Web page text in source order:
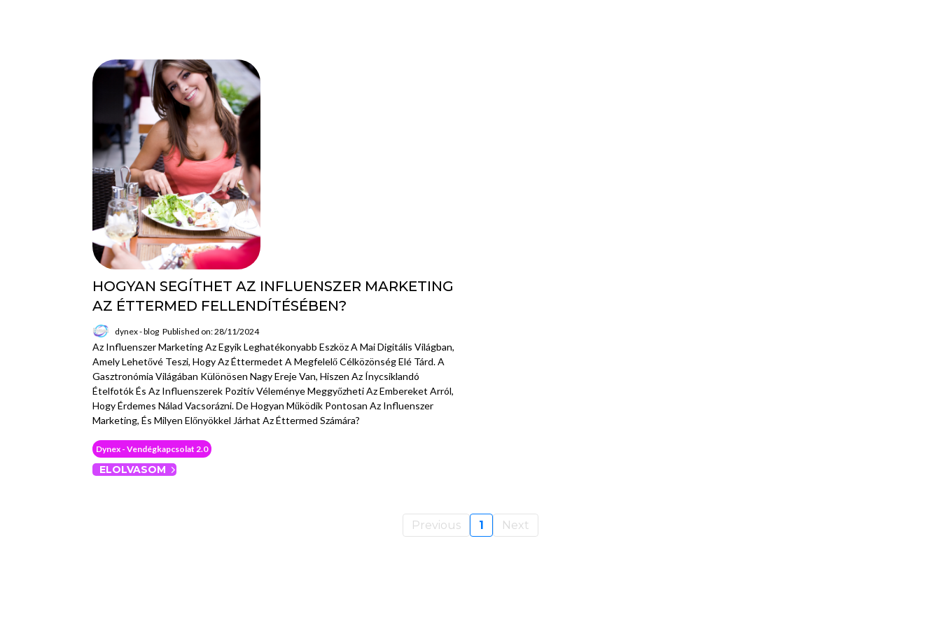
HOGYAN SEGÍTHET AZ INFLUENSZER MARKETING
AZ ÉTTERMED FELLENDÍTÉSÉBEN?
dynex - blog Published on: 28/11/2024
Az Influenszer Marketing Az Egyik Leghatékonyabb Eszköz A Mai Digitális Világban,
Amely Lehetővé Teszi, Hogy Az Éttermedet A Megfelelő Célközönség Elé Tárd. A
Gasztronómia Világában Különösen Nagy Ereje Van, Hiszen Az Ínycsiklandó
Ételfotók És Az Influenszerek Pozitív Véleménye Meggyőzheti Az Embereket Arról,
Hogy Érdemes Nálad Vacsorázni. De Hogyan Működik Pontosan Az Influenszer
Marketing, És Milyen Előnyökkel Járhat Az Éttermed Számára?
Dynex - Vendégkapcsolat 2.0
ELOLVASOM
Previous 1 Next